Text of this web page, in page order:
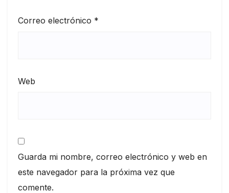
Correo electrónico *
Web
Guarda mi nombre, correo electrónico y web en
este navegador para la próxima vez que
comente.